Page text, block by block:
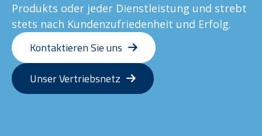
Produkts oder jeder Dienstleistung und strebt
stets nach Kundenzufriedenheit und Erfolg.
Kontaktieren Sie uns
Unser Vertriebsnetz